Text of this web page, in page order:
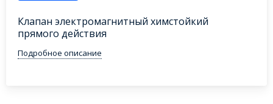
Клапан электромагнитный химстойкий
прямого действия
Подробное описание